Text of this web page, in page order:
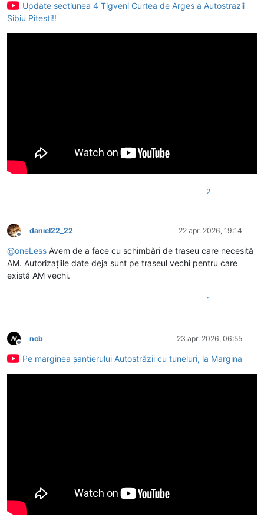
Update sectiunea 4 Tigveni Curtea de Arges a Autostrazii
Sibiu Pitesti!!
2
Deconectat
daniel22_22 22 apr. 2026, 19:14
@oneLess Avem de a face cu schimbări de traseu care necesită
AM. Autorizațiile date deja sunt pe traseul vechi pentru care
există AM vechi.
1
Deconectat
ncb 23 apr. 2026, 06:55
Pe marginea șantierului Autostrăzii cu tuneluri, la Margina